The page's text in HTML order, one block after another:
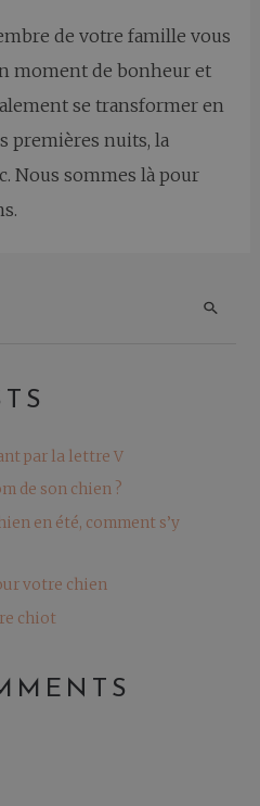
de votre famille vous
moment de bonheur et
se transformer en
premières nuits, la
Nous sommes là pour
par la lettre V
de son chien ?
en été, comment s’y
votre chien
chiot